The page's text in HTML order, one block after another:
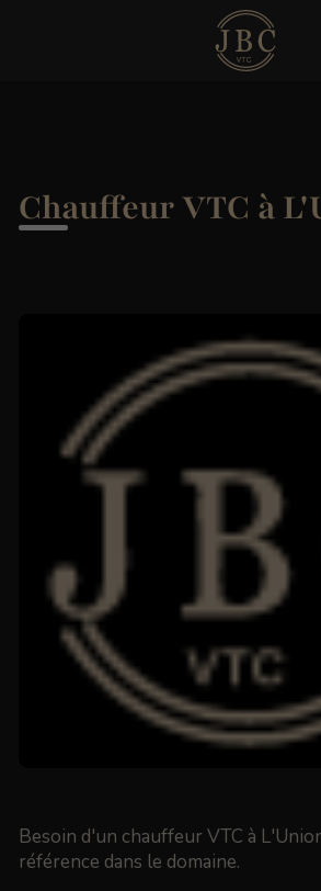
Chauffeur VTC à
Besoin d'un chauffeur VTC à
référence dans le domaine.